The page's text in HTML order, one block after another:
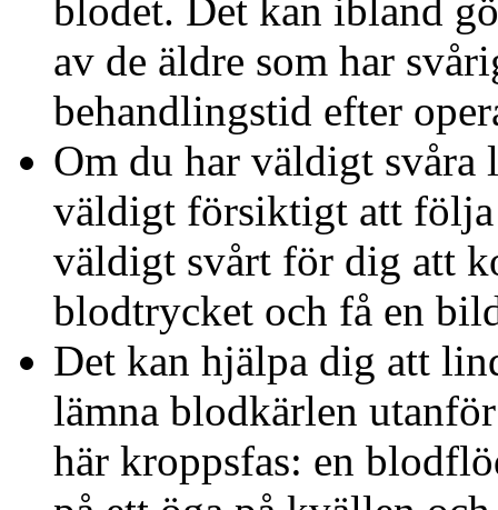
blodet. Det kan ibland
av de äldre som har
behandlingstid efter
Om du har väldigt svåra
väldigt försiktigt att
väldigt svårt för dig att
blodtrycket och få en
Det kan hjälpa dig att
lämna blodkärlen
här kroppsfas: en